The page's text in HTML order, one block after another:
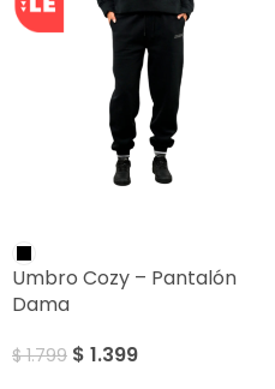
Umbro Cozy – Pantalón
Dama
$1.799 $ 1.399